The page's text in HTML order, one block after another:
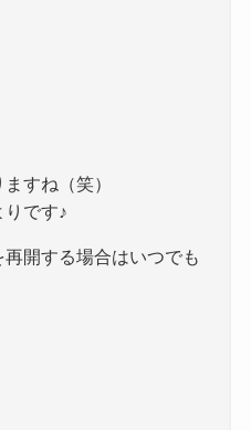
すね（笑）
です♪
開する場合はいつでも